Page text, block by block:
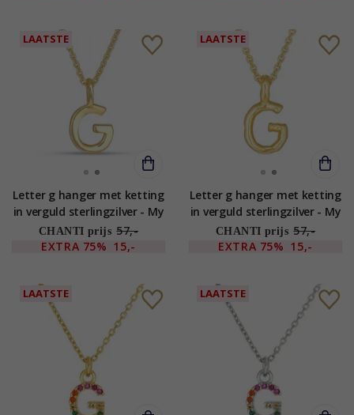
LAATSTE
Letter g hanger met ketting
in verguld sterlingzilver - My
Letter
CHANTI prijs 57,-
EXTRA 75% 15,-
LAATSTE
Letter g hanger met ketting
in verguld sterlingzilver - My
Letter
CHANTI prijs 57,-
EXTRA 75% 15,-
LAATSTE LAATSTE